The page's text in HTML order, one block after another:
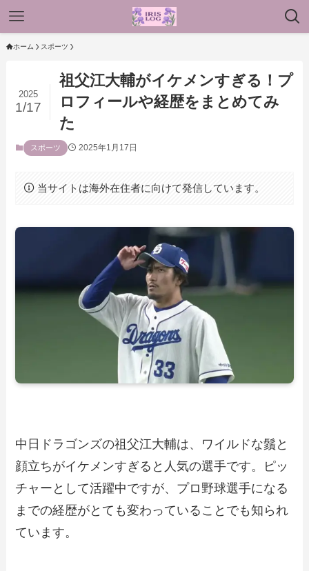
ホーム スポーツ
祖父江大輔がイケメンすぎる！プ
ロフィールや経歴をまとめてみ
た
2025
1/17
スポーツ 2025年1月17日
当サイトは海外在住者に向けて発信しています。
中日ドラゴンズの祖父江大輔は、ワイルドな鬚と
顔立ちがイケメンすぎると人気の選手です。ピッ
チャーとして活躍中ですが、プロ野球選手になる
までの経歴がとても変わっていることでも知られ
ています。